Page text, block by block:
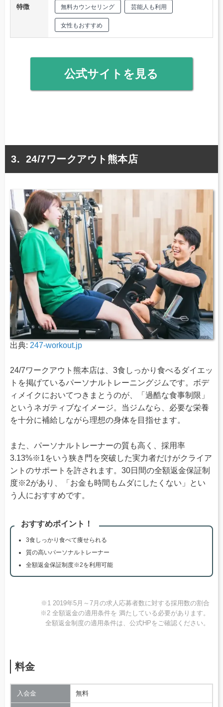
特徴 無料カウンセリング 芸能人も利用
女性もおすすめ
公式サイトを見る
24/7ワークアウト熊本店
出典: 247-workout.jp
24/7ワークアウト熊本店は、3食しっかり食べるダイエッ
トを掲げているパーソナルトレーニングジムです。ボデ
ィメイクにおいてつきまとうのが、「過酷な食事制限」
というネガティブなイメージ。当ジムなら、必要な栄養
を十分に補給しながら理想の身体を目指せます。
また、パーソナルトレーナーの質も高く、採用率
3.13%※1をいう狭き門を突破した実力者だけがクライア
ントのサポートを許されます。30日間の全額返金保証制
度※2があり、「お金も時間もムダにしたくない」とい
う人におすすめです。
おすすめポイント！
3食しっかり食べて痩せられる
質の高いパーソナルトレーナー
全額返金保証制度※2を利用可能
※1 2019年5月～7月の求人応募者数に対する採用数の割合
※2 全額返金の適用条件を 満たしている必要があります。
全額返金制度の適用条件は、公式HPをご確認ください。
料金
入会金 無料